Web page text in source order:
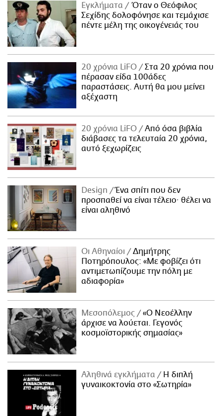
Εγκλήματα
Όταν ο Θεόφιλος
Σεχίδης δολοφόνησε και τεμάχισε
πέντε μέλη της οικογένειάς του
20 χρόνια LiFO
Στα 20 χρόνια που
πέρασαν είδα 100άδες
παραστάσεις. Αυτή θα μου μείνει
αξέχαστη
20 χρόνια LiFO
Από όσα βιβλία
διάβασες τα τελευταία 20 χρόνια,
αυτό ξεχωρίζεις
Design
Ένα σπίτι που δεν
προσπαθεί να είναι τέλειο· θέλει να
είναι αληθινό
Οι Αθηναίοι
Δημήτρης
Ποτηρόπουλος: «Με φοβίζει ότι
αντιμετωπίζουμε την πόλη με
αδιαφορία»
Μεσοπόλεμος
«Ο Νεοέλλην
άρχισε να λούεται. Γεγονός
κοσμοϊστορικής σημασίας»
Αληθινά εγκλήματα
Η διπλή
γυναικοκτονία στο «Σωτηρία»